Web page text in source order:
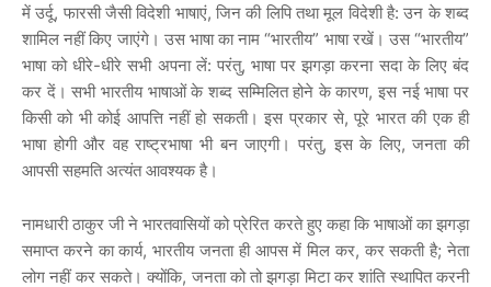
में उर्दू, फारसी जैसी विदेशी भाषाएं, जिन की लिपि तथा मूल विदेशी है: उन के शब्द
शामिल नहीं किए जाएंगे। उस भाषा का नाम “भारतीय” भाषा रखें। उस “भारतीय”
भाषा को धीरे-धीरे सभी अपना लें: परंतु, भाषा पर झगड़ा करना सदा के लिए बंद
कर दें। सभी भारतीय भाषाओं के शब्द सम्मिलित होने के कारण, इस नई भाषा पर
किसी को भी कोई आपत्ति नहीं हो सकती। इस प्रकार से, पूरे भारत की एक ही
भाषा होगी और वह राष्ट्रभाषा भी बन जाएगी। परंतु, इस के लिए, जनता की
आपसी सहमति अत्यंत आवश्यक है।
नामधारी ठाकुर जी ने भारतवासियों को प्रेरित करते हुए कहा कि भाषाओं का झगड़ा
समाप्त करने का कार्य, भारतीय जनता ही आपस में मिल कर, कर सकती है; नेता
लोग नहीं कर सकते। क्योंकि, जनता को तो झगड़ा मिटा कर शांति स्थापित करनी